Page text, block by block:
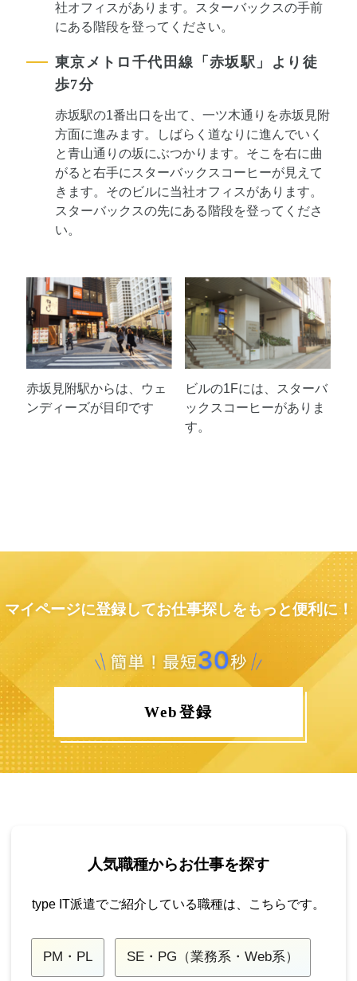
社オフィスがあります。スターバックスの手前
にある階段を登ってください。
東京メトロ千代田線「赤坂駅」より徒
歩7分
赤坂駅の1番出口を出て、一ツ木通りを赤坂見附
方面に進みます。しばらく道なりに進んでいく
と青山通りの坂にぶつかります。そこを右に曲
がると右手にスターバックスコーヒーが見えて
きます。そのビルに当社オフィスがあります。
スターバックスの先にある階段を登ってくださ
い。
赤坂見附駅からは、ウェ
ンディーズが目印です
ビルの1Fには、スターバ
ックスコーヒーがありま
す。
マイページに登録してお仕事探しをもっと便利に！
Web登録
人気職種からお仕事を探す
type IT派遣でご紹介している職種は、こちらです。
PM・PL SE・PG（業務系・Web系）